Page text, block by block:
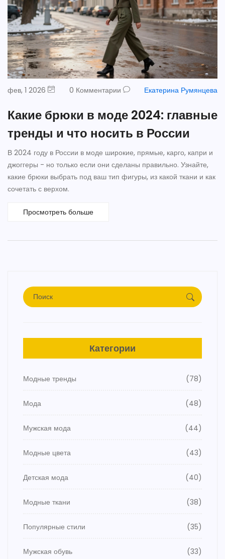
фев, 1 2026 0 Комментарии Екатерина Румянцева
Какие брюки в моде 2024: главные
тренды и что носить в России
В 2024 году в России в моде широкие, прямые, карго, капри и
джоггеры - но только если они сделаны правильно. Узнайте,
какие брюки выбрать под ваш тип фигуры, из какой ткани и как
сочетать с верхом.
Просмотреть больше
Категории
Модные тренды (78)
Мода (48)
Мужская мода (44)
Модные цвета (43)
Детская мода (40)
Модные ткани (38)
Популярные стили (35)
Мужская обувь (33)